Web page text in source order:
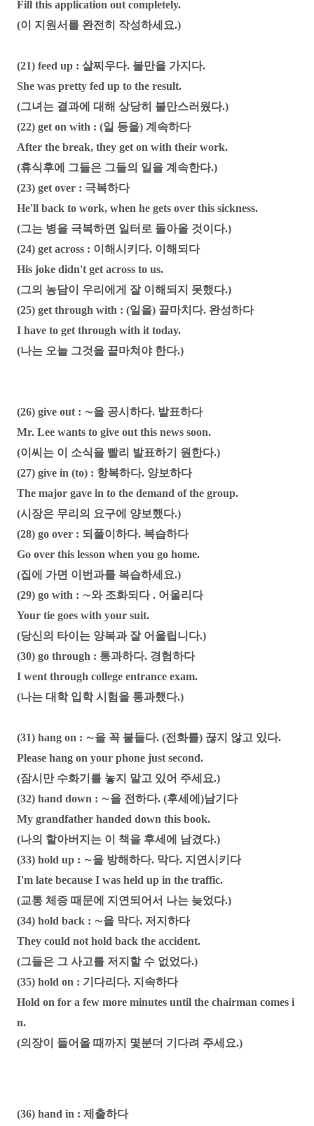
Fill this application out completely.
(이 지원서를 완전히 작성하세요.)
(21) feed up : 살찌우다. 불만을 가지다.
She was pretty fed up to the result.
(그녀는 결과에 대해 상당히 불만스러웠다.)
(22) get on with : (일 등을) 계속하다
After the break, they get on with their work.
(휴식후에 그들은 그들의 일을 계속한다.)
(23) get over : 극복하다
He'll back to work, when he gets over this sickness.
(그는 병을 극복하면 일터로 돌아올 것이다.)
(24) get across : 이해시키다. 이해되다
His joke didn't get across to us.
(그의 농담이 우리에게 잘 이해되지 못했다.)
(25) get through with : (일을) 끝마치다. 완성하다
I have to get through with it today.
(나는 오늘 그것을 끝마쳐야 한다.)
(26) give out : ∼을 공시하다. 발표하다
Mr. Lee wants to give out this news soon.
(이씨는 이 소식을 빨리 발표하기 원한다.)
(27) give in (to) : 항복하다. 양보하다
The major gave in to the demand of the group.
(시장은 무리의 요구에 양보했다.)
(28) go over : 되풀이하다. 복습하다
Go over this lesson when you go home.
(집에 가면 이번과를 복습하세요.)
(29) go with : ∼와 조화되다 . 어울리다
Your tie goes with your suit.
(당신의 타이는 양복과 잘 어울립니다.)
(30) go through : 통과하다. 경험하다
I went through college entrance exam.
(나는 대학 입학 시험을 통과했다.)
(31) hang on : ∼을 꼭 붙들다. (전화를) 끊지 않고 있다.
Please hang on your phone just second.
(잠시만 수화기를 놓지 말고 있어 주세요.)
(32) hand down : ∼을 전하다. (후세에)남기다
My grandfather handed down this book.
(나의 할아버지는 이 책을 후세에 남겼다.)
(33) hold up : ∼을 방해하다. 막다. 지연시키다
I'm late because I was held up in the traffic.
(교통 체증 때문에 지연되어서 나는 늦었다.)
(34) hold back : ∼을 막다. 저지하다
They could not hold back the accident.
(그들은 그 사고를 저지할 수 없었다.)
(35) hold on : 기다리다. 지속하다
Hold on for a few more minutes until the chairman comes i
n.
(의장이 들어올 때까지 몇분더 기다려 주세요.)
(36) hand in : 제출하다